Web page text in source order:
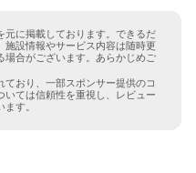
元に掲載しております。できるだ
設情報やサービス内容は随時更
場合がございます。あらかじめご
おり、一部スポンサー提供のコ
いては信頼性を重視し、レビュー
す。